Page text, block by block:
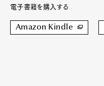
電子書籍を購入する
Amazon Kindle